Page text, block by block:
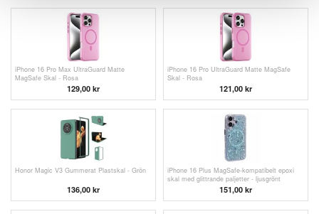
iPhone 16 Pro Max UltraGuard Matte
MagSafe Skal - Rosa
129,00 kr
iPhone 16 Pro UltraGuard Matte MagSafe
Skal - Rosa
121,00 kr
Honor Magic V3 Gummerat Plastskal - Grön
136,00 kr
iPhone 16 Plus MagSafe-kompatibelt epoxi
skal med glittrande paljetter - ljusgrönt
151,00 kr